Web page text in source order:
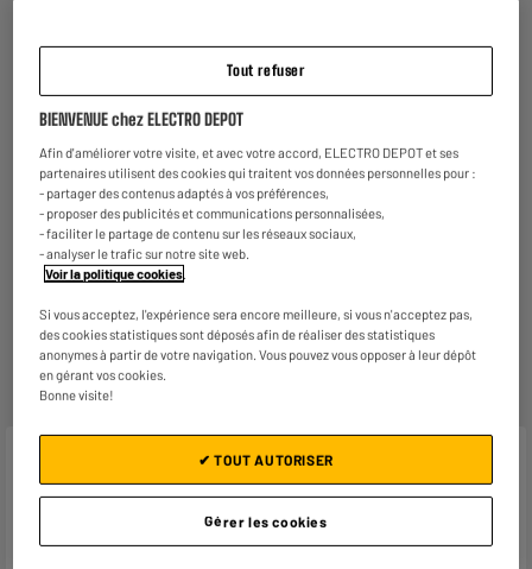
août 2028
Consommez plus responsable, économisez
plus
Notre objectif : réduire de50% nos émissions
par produit vendu d'ici 2030.En savoir +
Retours et échanges gratuits
- Retoursgratuitsdans
DEPOT de France
traités dans le magasin le plus proche de chez vous
pour limiter les trajets et donc l’impact sur la planète.
Les frais de retour par voie postale restent à votre
charge.
Compatibilité Universelle
Tout refuser
BIENVENUE chez ELECTRO DEPOT
Afin d'améliorer votre visite, et avec votre accord, ELECTRO DEPOT et ses
partenaires utilisent des cookies qui traitent vos données personnelles pour :
- partager des contenus adaptés à vos préférences,
- proposer des publicités et communications personnalisées,
- faciliter le partage de contenu sur les réseaux sociaux,
- analyser le trafic sur notre site web.
Voir la politique cookies
Si vous acceptez, l'expérience sera encore meilleure, si vous n'acceptez pas,
des cookies statistiques sont déposés afin de réaliser des statistiques
anonymes à partir de votre navigation. Vous pouvez vous opposer à leur dépôt
en gérant vos cookies.
Bonne visite!
Gérer les cookies
✔ TOUT AUTORISER